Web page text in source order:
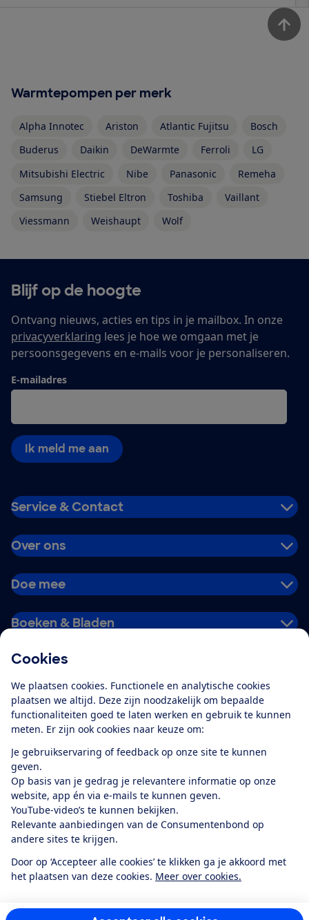
Cookies
We plaatsen cookies. Functionele en analytische cookies
plaatsen we altijd. Deze zijn noodzakelijk om bepaalde
functionaliteiten goed te laten werken en gebruik te kunnen
meten. Er zijn ook cookies naar keuze om:
Je gebruikservaring of feedback op onze site te kunnen
geven.
Op basis van je gedrag je relevantere informatie op onze
website, app én via e-mails te kunnen geven.
YouTube-video’s te kunnen bekijken.
Relevante aanbiedingen van de Consumentenbond op
andere sites te krijgen.
Door op ‘Accepteer alle cookies’ te klikken ga je akkoord met
het plaatsen van deze cookies. Meer over cookies.
Warmtepompen per merk
Alpha Innotec Ariston Atlantic Fujitsu
Bosch
Buderus
Daikin DeWarmte Ferroli
LG
Mitsubishi Electric
Nibe Panasonic
Remeha
Samsung
Stiebel Eltron Toshiba
Vaillant
Viessmann
Weishaupt Wolf
Blijf op de hoogte
Ontvang nieuws, acties en tips in je mailbox. In onze
privacyverklaring lees je hoe we omgaan met je
persoonsgegevens en e-mails voor je personaliseren.
E-mailadres
Ik meld me aan
Service & Contact
Over ons
Doe mee
Boeken & Bladen
Alles over de
app
Algemene Voorwaarden
Privacyverklaring
Cookiebeleid
Privacyvoorkeuren
Toegankelijkheid
RSS-feed nieuws
Facebook
TwitterInstagram
YoutubeLinkedIn
12.901consumentenbeoordelen de Consumentenbondmet gemiddeld